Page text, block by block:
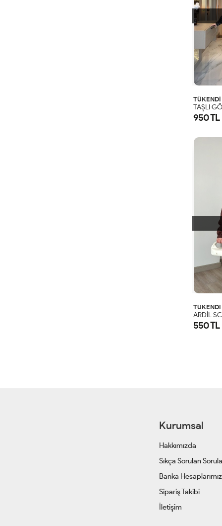
TÜKENDİ
950 TL
TÜKENDİ
550 TL
Kurumsal
Hakkımızda
Sıkça Sorulan
Banka Hesaplarımız
Sipariş Takibi
İletişim